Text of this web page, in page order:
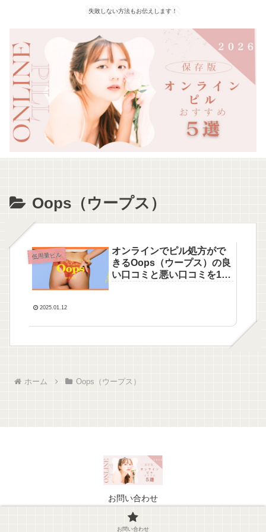
失敗しない方法もお伝えします！
Oops（ウープス）
低用量ピル
オンラインでピル処方がで
きるOops（ウープス）の良
い口コミと悪い口コミを10
2025.01.12
ホーム Oops（ウープス）
お問い合わせ
© 2024 【2026最新】オンラインピルおすすめ5選.
お問い合わせ